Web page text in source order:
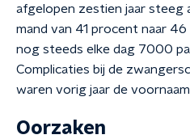
afgelopen zestien jaar steeg
mand van 41 procent naar
nog steeds elke dag 7000
Complicaties bij de
waren vorig jaar de
Oorzaken